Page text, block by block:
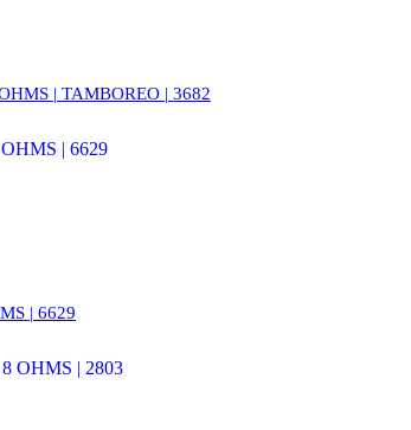
| TAMBOREO | 3682
| 6629